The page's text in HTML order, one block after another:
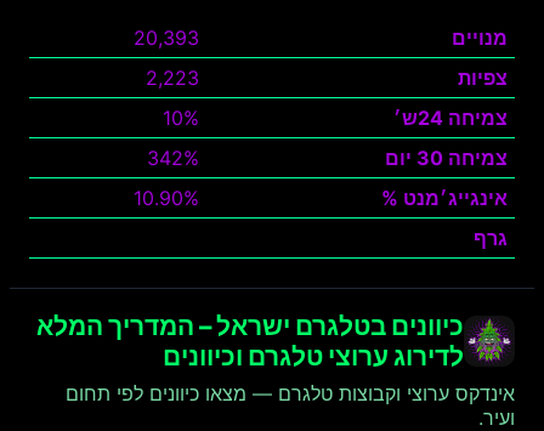
מנויים
20,393
צפיות
2,223
צמיחה 24ש׳
10%
צמיחה 30 יום
342%
אינגייג׳מנט %
10.90%
גרף
כיוונים בטלגרם ישראל – המדריך המלא
לדירוג ערוצי טלגרם וכיוונים
אינדקס ערוצי וקבוצות טלגרם — מצאו כיוונים לפי תחום
ועיר.